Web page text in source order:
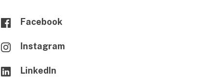
Facebook
Instagram
LinkedIn